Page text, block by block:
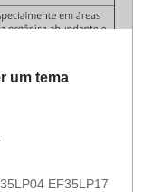
um tema
EF35LP17